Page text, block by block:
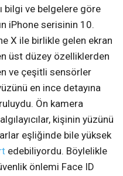
bilgi ve belgelere göre
iPhone serisinin 10.
X ile birlikle gelen ekran
üst düzey özelliklerden
ve çeşitli sensörler
en ince detayına
Ön kamera
kişinin yüzünü
eşliğinde bile yüksek
edebiliyordu. Böylelikle
önlemi Face ID